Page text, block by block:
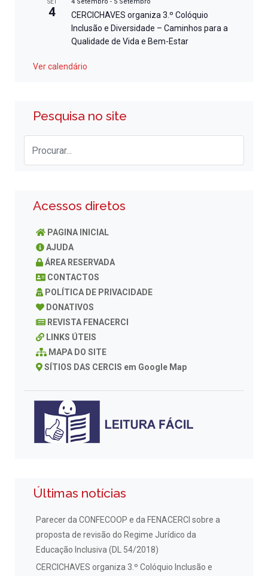
4
CERCICHAVES organiza 3.º Colóquio
Inclusão e Diversidade – Caminhos para a
Qualidade de Vida e Bem-Estar
Ver calendário
Pesquisa no site
Acessos diretos
PAGINA INICIAL
AJUDA
ÁREA RESERVADA
CONTACTOS
POLÍTICA DE PRIVACIDADE
DONATIVOS
REVISTA FENACERCI
LINKS ÚTEIS
MAPA DO SITE
SÍTIOS DAS CERCIS em Google Map
Últimas notícias
Parecer da CONFECOOP e da FENACERCI sobre a
proposta de revisão do Regime Jurídico da
Educação Inclusiva (DL 54/2018)
CERCICHAVES organiza 3.º Colóquio Inclusão e